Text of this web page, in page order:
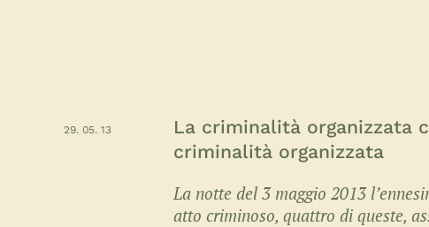
29. 05. 13
La criminalità organizzata
criminalità organizzata
La notte del 3 maggio 2013
atto criminoso, quattro di queste,